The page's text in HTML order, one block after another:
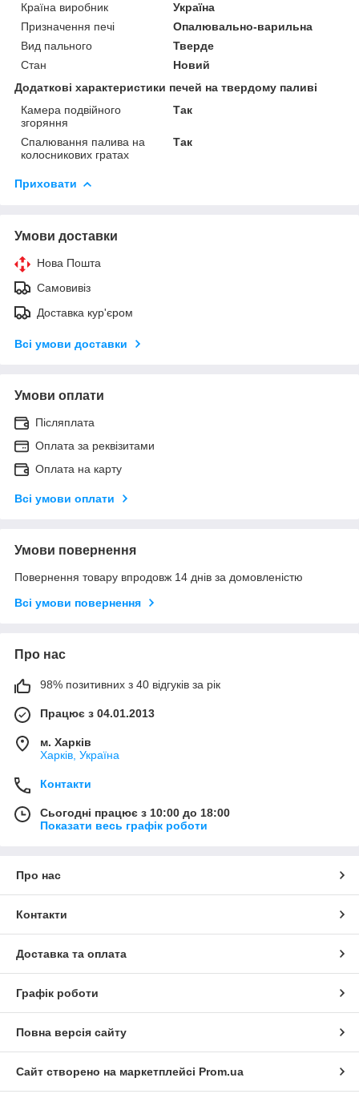
Країна виробник
Україна
Призначення печі
Опалювально-варильна
Вид пального
Тверде
Стан
Новий
Додаткові характеристики печей на твердому паливі
Камера подвійного
згоряння
Так
Спалювання палива на
колосникових гратах
Так
Приховати
Умови доставки
Нова Пошта
Самовивіз
Доставка кур'єром
Всі умови доставки
Умови оплати
Післяплата
Оплата за реквізитами
Оплата на карту
Всі умови оплати
Умови повернення
Повернення товару впродовж 14 днів за домовленістю
Всі умови повернення
Про нас
98% позитивних з 40 відгуків за рік
Працює з 04.01.2013
м. Харків
Харків, Україна
Контакти
Сьогодні працює з 10:00 до 18:00
Показати весь графік роботи
Про нас
Контакти
Доставка та оплата
Графік роботи
Повна версія сайту
Сайт створено на маркетплейсі Prom.ua